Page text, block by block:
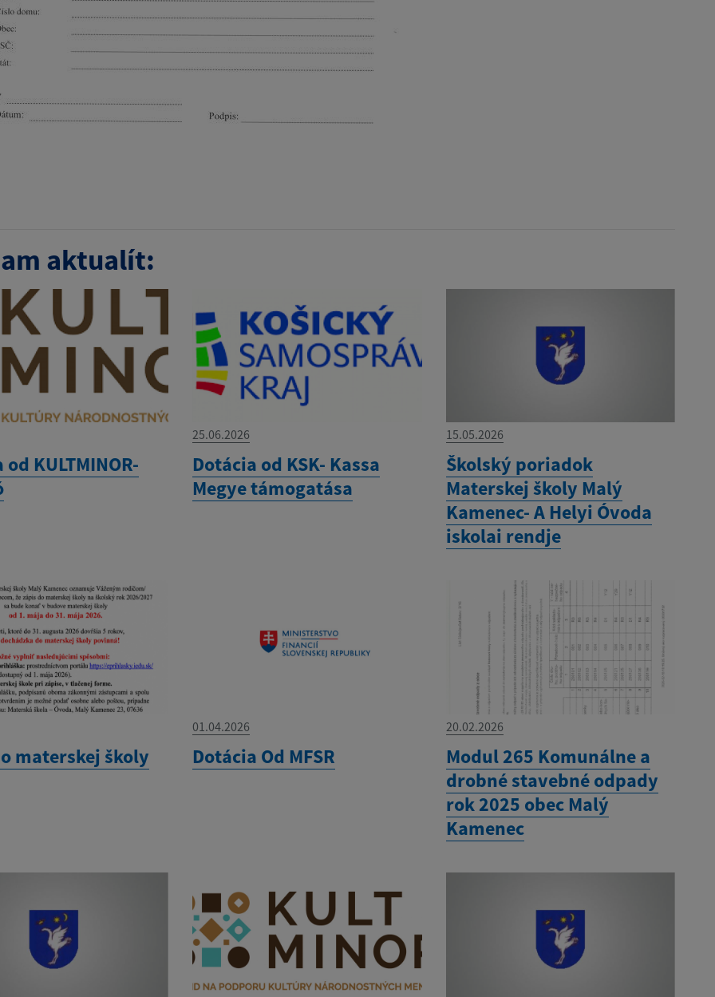
aktualít:
KULTMINOR-
25.06.2026
Dotácia od KSK- Kassa
Megye támogatása
15.05.2026
Školský poriadok
Materskej školy Malý
Kamenec- A Helyi Óvoda
iskolai rendje
materskej školy
01.04.2026
Dotácia Od MFSR
20.02.2026
Modul 265 Komunálne a
drobné stavebné odpady
rok 2025 obec Malý
Kamenec